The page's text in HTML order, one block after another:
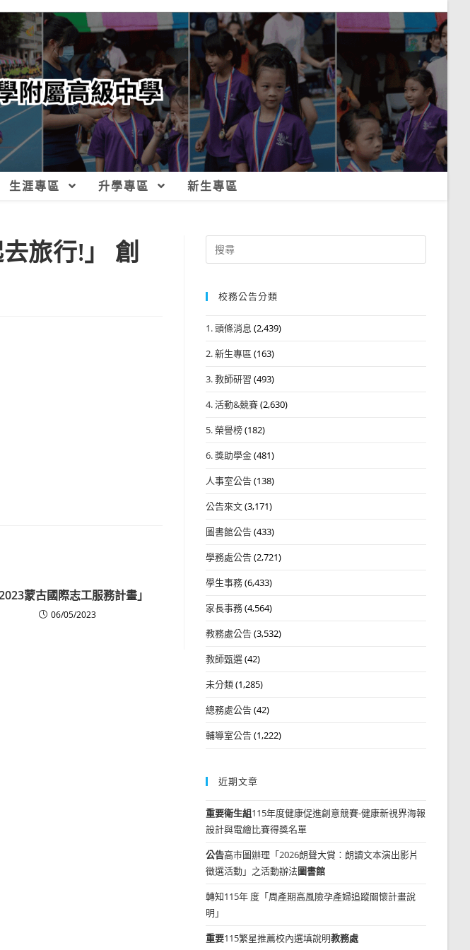
生涯專區 升學專區 新生專區
旅行!」 創
2023蒙古國際志工服務計畫」
06/05/2023
Search
for:
校務公告分類
1. 頭條消息 (2,439)
2. 新生專區 (163)
3. 教師研習 (493)
4. 活動&競賽(2,630)
5. 榮譽榜(182)
6. 獎助學金(481)
人事室公告(138)
公告來文(3,171)
圖書館公告(433)
學務處公告(2,721)
學生事務(6,433)
家長事務(4,564)
教務處公告(3,532)
教師甄選(42)
未分類(1,285)
總務處公告(42)
輔導室公告(1,222)
近期文章
重要衛生組115年度健康促進創意競賽-健康新視界海報
設計與電繪比賽得獎名單
公告高市圖辦理「2026朗聲大賞：朗讀文本演出影片
徵選活動」之活動辦法圖書館
轉知115年 度「周產期高風險孕產婦追蹤關懷計畫說
明」
重要115繁星推薦校內選填說明教務處